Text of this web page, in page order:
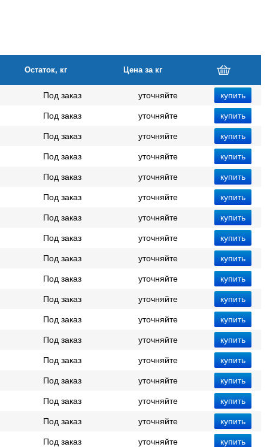
Остаток, кг Цена за кг
Под заказ уточняйте
Под заказ уточняйте
Под заказ уточняйте
Под заказ уточняйте
Под заказ уточняйте
Под заказ уточняйте
Под заказ уточняйте
Под заказ уточняйте
Под заказ уточняйте
Под заказ уточняйте
Под заказ уточняйте
Под заказ уточняйте
Под заказ уточняйте
Под заказ уточняйте
Под заказ уточняйте
Под заказ уточняйте
Под заказ уточняйте
Под заказ уточняйте